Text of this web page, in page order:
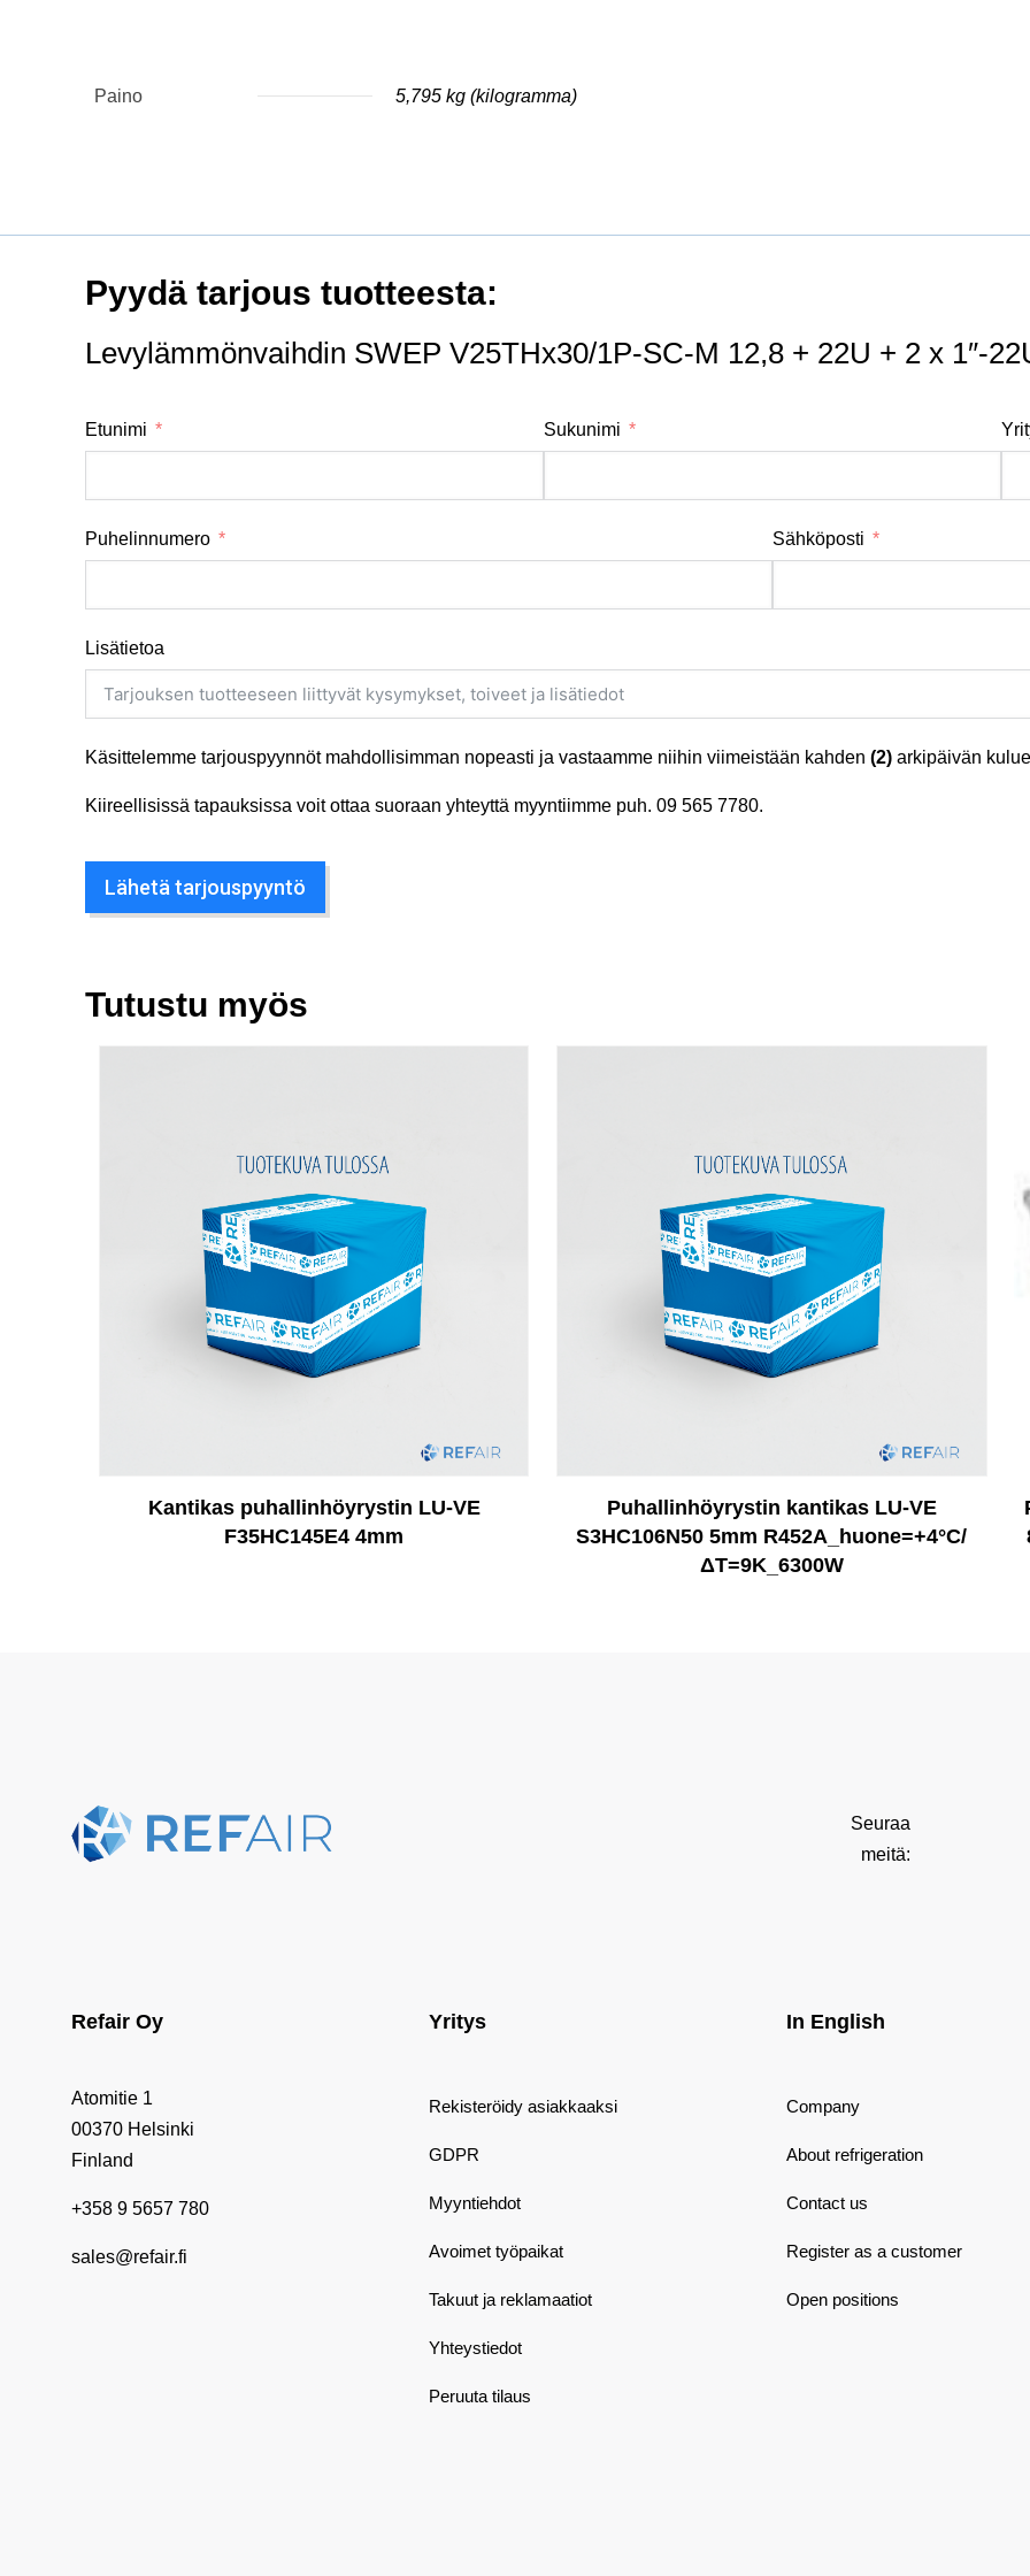
Paino 5,795 kg (kilogramma)
Pyydä tarjous tuotteesta:
Levylämmönvaihdin SWEP V25THx30/1P-SC-M 12,8 + 22U + 2 x 1″-
Etunimi Sukunimi
Puhelinnumero Sähköposti
Lisätietoa
Käsittelemme tarjouspyynnöt mahdollisimman nopeasti ja vastaamme niihin viimeistään kahden (2) arkipäivän
Kiireellisissä tapauksissa voit ottaa suoraan yhteyttä myyntiimme puh. 09 565 7780.
Lähetä tarjouspyyntö
Tutustu myös
Kantikas puhallinhöyrystin LU-VE
F35HC145E4 4mm
Puhallinhöyrystin kantikas LU-VE
S3HC106N50 5mm R452A_huone=+4°C/
ΔT=9K_6300W
Seuraa
meitä:
Refair Oy
Atomitie 1
00370 Helsinki
Finland
+358 9 5657 780
sales@refair.fi
Yritys
Rekisteröidy asiakkaaksi
GDPR
Myyntiehdot
Avoimet työpaikat
Takuut ja reklamaatiot
Yhteystiedot
Peruuta tilaus
In English
Company
About refrigeration
Contact us
Register as a customer
Open positions